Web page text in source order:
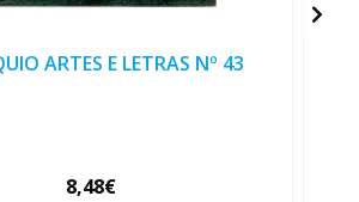
ARTES E LETRAS Nº 43
8,48€